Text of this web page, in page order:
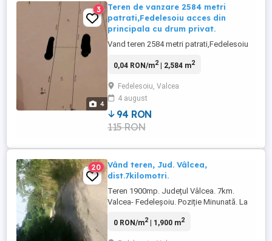
4
3
Teren de vanzare 2584 metri
patrati,Fedelesoiu acces din
principala cu drum privat.
Vand teren 2584 metri patrati,Fedelesoiu
0,04 RON/m2| 2,584 m2
Fedelesoiu, Valcea
4 august
94 RON
115 RON
20
Vând teren, Jud. Vâlcea,
dist.7kilomotri.
Teren 1900mp. Județul Vâlcea. 7km.
Valcea- Fedeleșoiu. Poziție Minunată. La
excepțional. Foarte ieftin. Unic proprietar.
0 RON/m2| 1,900 m2